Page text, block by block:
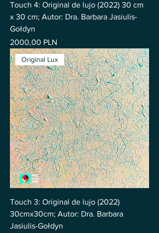
Touch 4: Original de lujo (2022) 30 cm
x 30 cm; Autor: Dra. Barbara Jasiulis-
Gołdyn
Precio
2000,00 PLN
Original Lux
Touch 3: Original de lujo (2022)
30cmx30cm; Autor: Dra. Barbara
Jasiulis-Gołdyn